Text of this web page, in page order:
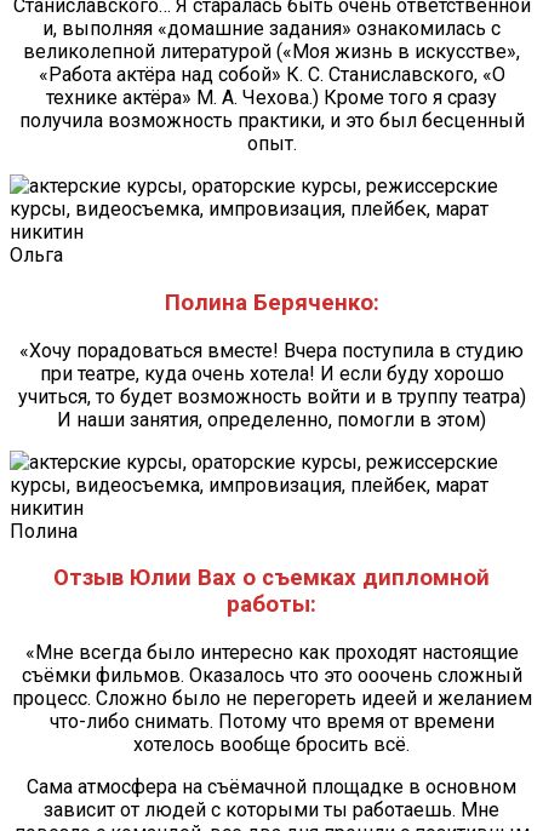
Станиславского… Я старалась быть очень ответственной
и, выполняя «домашние задания» ознакомилась с
великолепной литературой («Моя жизнь в искусстве»,
«Работа актёра над собой» К. С. Станиславского, «О
технике актёра» М. А. Чехова.) Кроме того я сразу
получила возможность практики, и это был бесценный
опыт.
Ольга
Полина Беряченко:
«Хочу порадоваться вместе! Вчера поступила в студию
при театре, куда очень хотела! И если буду хорошо
учиться, то будет возможность войти и в труппу театра)
И наши занятия, определенно, помогли в этом)
Полина
Отзыв Юлии Вах о съемках дипломной
работы:
«Мне всегда было интересно как проходят настоящие
съёмки фильмов. Оказалось что это ооочень сложный
процесс. Сложно было не перегореть идеей и желанием
что-либо снимать. Потому что время от времени
хотелось вообще бросить всё.
Сама атмосфера на съëмачной площадке в основном
зависит от людей с которыми ты работаешь. Мне